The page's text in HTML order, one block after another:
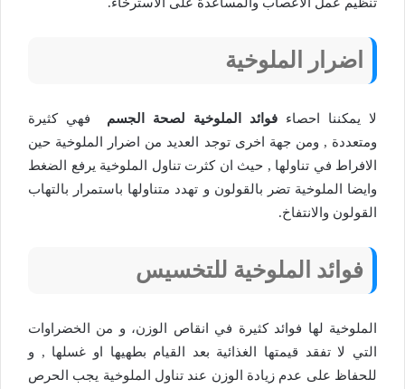
اضرار الملوخية
لا يمكننا احصاء فوائد الملوخية لصحة الجسم فهي كثيرة
ومتعددة , ومن جهة اخرى توجد العديد من اضرار الملوخية حين
الافراط في تناولها , حيث ان كثرت تناول الملوخية يرفع الضغط
وايضا الملوخية تضر بالقولون و تهدد متناولها باستمرار بالتهاب
القولون والانتفاخ.
فوائد الملوخية للتخسيس
الملوخية لها فوائد كثيرة في انقاص الوزن، و من الخضراوات
التي لا تفقد قيمتها الغذائية بعد القيام بطهيها او غسلها , و
للحفاظ على عدم زيادة الوزن عند تناول الملوخية يجب الحرص